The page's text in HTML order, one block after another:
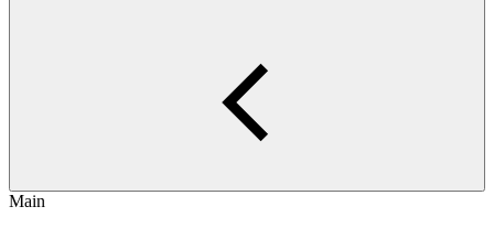
Main